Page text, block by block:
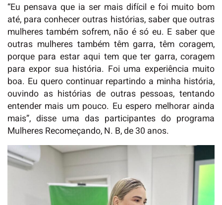
“Eu pensava que ia ser mais difícil e foi muito bom
até, para conhecer outras histórias, saber que outras
mulheres também sofrem, não é só eu. E saber que
outras mulheres também têm garra, têm coragem,
porque para estar aqui tem que ter garra, coragem
para expor sua história. Foi uma experiência muito
boa. Eu quero continuar repartindo a minha história,
ouvindo as histórias de outras pessoas, tentando
entender mais um pouco. Eu espero melhorar ainda
mais”, disse uma das participantes do programa
Mulheres Recomeçando, N. B, de 30 anos.